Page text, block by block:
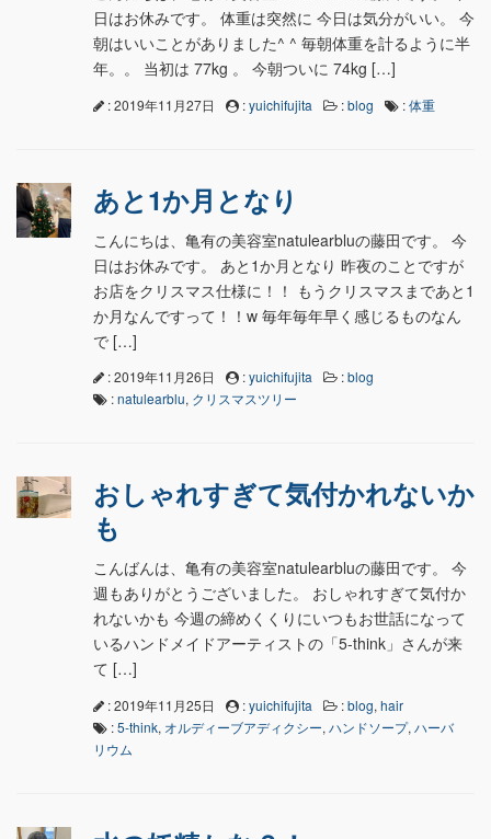
日はお休みです。 体重は突然に 今日は気分がいい。 今
朝はいいことがありました^ ^ 毎朝体重を計るように半
年。。 当初は 77kg 。 今朝ついに 74kg […]
: 2019年11月27日 :yuichifujita :blog :体重
あと1か月となり
こんにちは、亀有の美容室natulearbluの藤田です。 今
日はお休みです。 あと1か月となり 昨夜のことですが
お店をクリスマス仕様に！！ もうクリスマスまであと1
か月なんですって！！w 毎年毎年早く感じるものなん
で […]
: 2019年11月26日 :yuichifujita :blog
:natulearblu, クリスマスツリー
おしゃれすぎて気付かれないか
も
こんばんは、亀有の美容室natulearbluの藤田です。 今
週もありがとうございました。 おしゃれすぎて気付か
れないかも 今週の締めくくりにいつもお世話になって
いるハンドメイドアーティストの「5-think」さんが来
て […]
: 2019年11月25日 :yuichifujita :blog, hair
:5-think, オルディーブアディクシー, ハンドソープ, ハーバ
リウム